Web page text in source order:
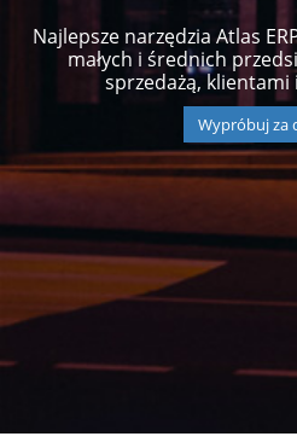
Najlepsze narzędzia Atlas
małych i średnich
sprzedażą,
Wypróbuj za